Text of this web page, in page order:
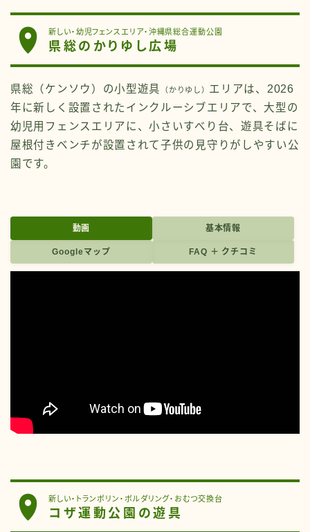
新しい・幼児フェンスエリア・沖縄県総合運動公園
県総のかりゆし広場
県総（ケンソウ）の小型遊具 （かりゆし） エリアは、2026
年に新しく設置されたインクルーシブエリアで、大型の
幼児用フェンスエリアに、小さいすべり台、遊具そばに
屋根付きベンチが設置されて子供の見守りがしやすい公
園です。
動画 基本情報
Googleマップ FAQ ＋ クチコミ
新しい・トランポリン・ボルダリング・おむつ交換台
コザ運動公園の遊具